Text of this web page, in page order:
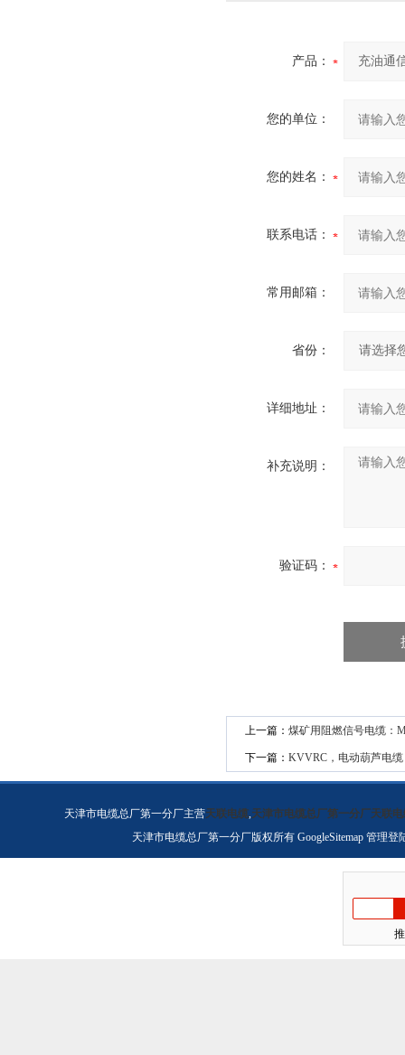
产品：
您的单位：
您的姓名：
联系电话：
常用邮箱：
省份：
详细地址：
补充说明：
验证码：
上一篇： 煤矿用阻燃信号电缆：
下一篇： KVVRC，电动葫芦电
天津市电缆总厂第一分厂主营天联电缆,天津市电缆总厂第一分厂天联电
天津市电缆总厂第一分厂版权所有 GoogleSitemap 管理登